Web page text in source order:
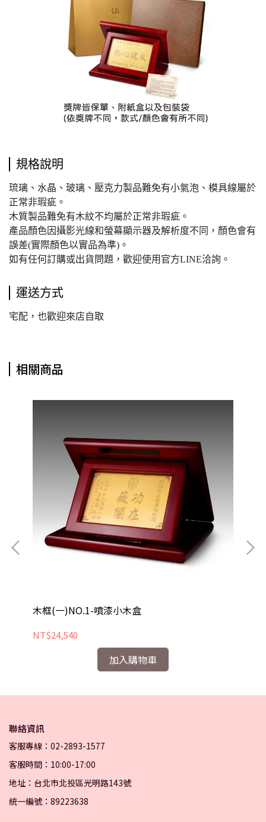
規格說明
琉璃、水晶、玻璃、壓克力製品難免有小氣泡、模具線屬於
正常非瑕疵。
木質製品難免有木紋不均屬於正常非瑕疵。
產品顏色因攝影光線和螢幕顯示器及解析度不同，顏色會有
誤差(實際顏色以實品為準)。
如有任何訂購或出貨問題，歡迎使用官方LINE洽詢。
運送方式
宅配，也歡迎來店自取
相關商品
木框(一)NO.1-噴漆小木盒
NT$24,540
加入購物車
聯絡資訊
客服專線：02-2893-1577
客服時間：10:00-17:00
地址：台北市北投區光明路143號
統一編號：89223638